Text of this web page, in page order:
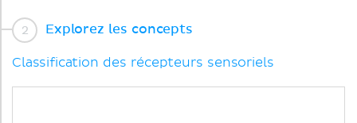
Explorez les concepts
Classification des récepteurs sensoriels